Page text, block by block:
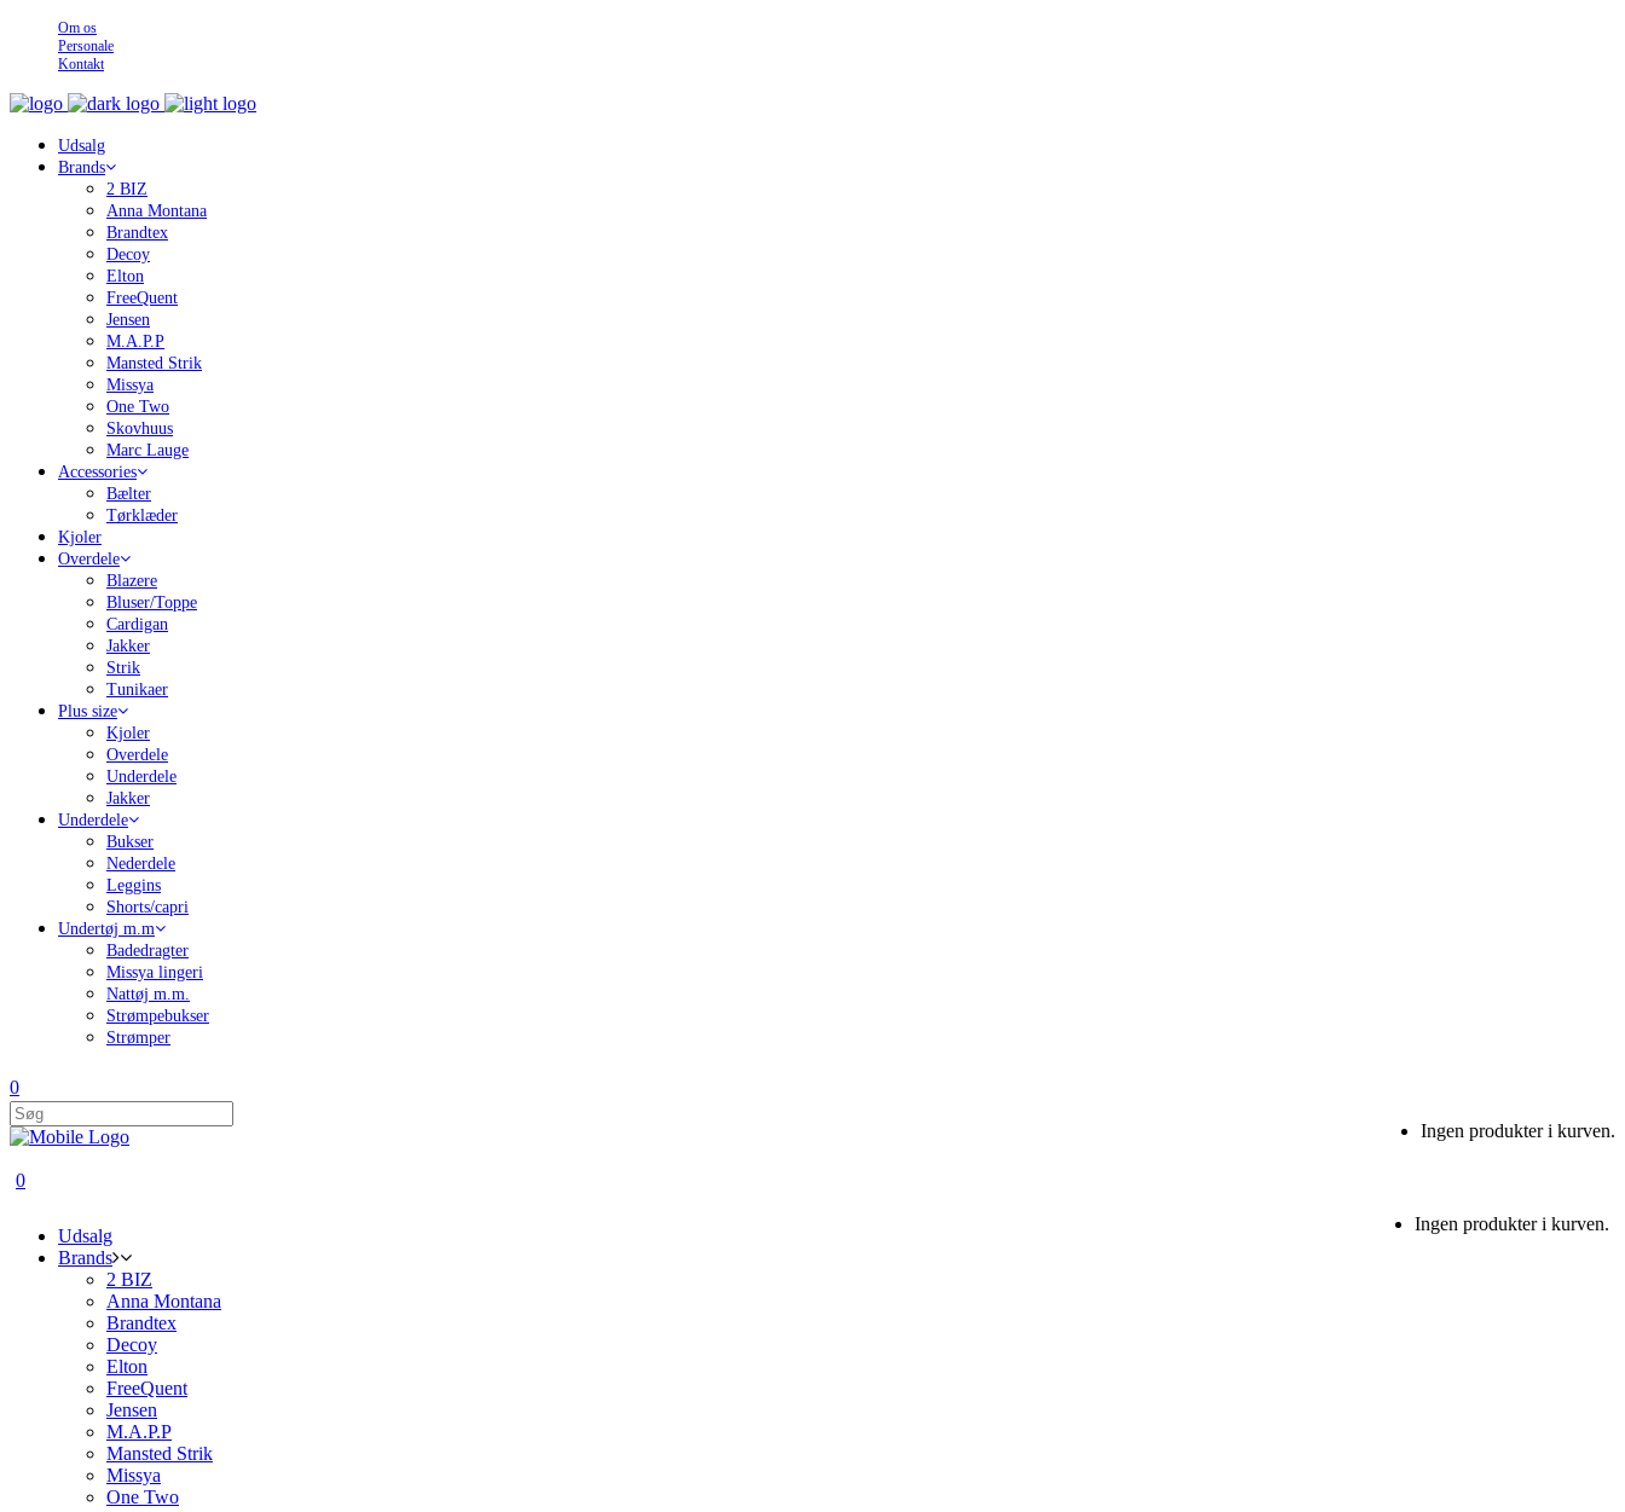
Om os
Personale
Kontakt
Udsalg
Brands
2 BIZ
Anna Montana
Brandtex
Decoy
Elton
FreeQuent
Jensen
M.A.P.P
Mansted Strik
Missya
One Two
Skovhuus
Marc Lauge
Accessories
Bælter
Tørklæder
Kjoler
Overdele
Blazere
Bluser/Toppe
Cardigan
Jakker
Strik
Tunikaer
Plus size
Kjoler
Overdele
Underdele
Jakker
Underdele
Bukser
Nederdele
Leggins
Shorts/capri
Undertøj m.m
Badedragter
Missya lingeri
Nattøj m.m.
Strømpebukser
Strømper
0
Ingen produkter i kurven.
0
Ingen produkter i kurven.
Udsalg
Brands
2 BIZ
Anna Montana
Brandtex
Decoy
Elton
FreeQuent
Jensen
M.A.P.P
Mansted Strik
Missya
One Two